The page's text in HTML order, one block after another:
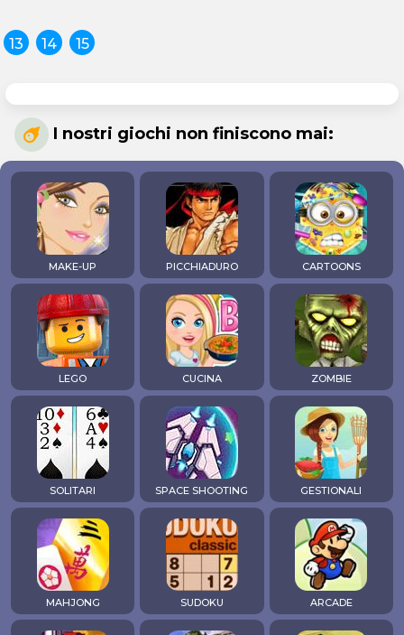
13 14 15
I nostri giochi non finiscono mai:
MAKE-UP PICCHIADURO CARTOONS
LEGO CUCINA ZOMBIE
SOLITARI SPACE SHOOTING GESTIONALI
MAHJONG SUDOKU ARCADE